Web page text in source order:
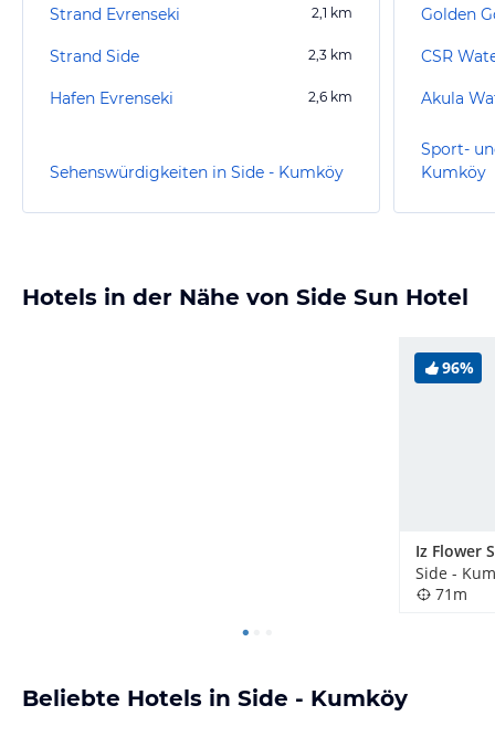
Strand Evrenseki 2,1 km
Strand Side 2,3 km
Hafen Evrenseki 2,6 km
Sehenswürdigkeiten in Side - Kumköy
Golden
CSR
Sport-
Kumköy
Hotels in der Nähe von Side Sun Hotel
96%
Side -
71m
Beliebte Hotels in Side - Kumköy